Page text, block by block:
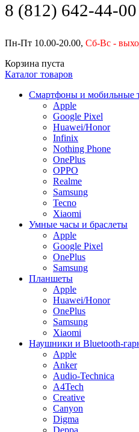
8 (812) 642-44-00
Пн-Пт 10.00-20.00, Сб-Вс -
Корзина пуста
Каталог товаров
Смартфоны и мобильные
Apple
Google Pixel
Huawei/Honor
Infinix
Nothing Phone
OnePlus
OPPO
Realme
Samsung
Tecno
Xiaomi
Умные часы и браслеты
Apple
Google Pixel
OnePlus
Samsung
Планшеты
Apple
Huawei/Honor
OnePlus
Samsung
Xiaomi
Наушники и Bluetooth-
Apple
Anker
Audio-Technica
A4Tech
Creative
Canyon
Digma